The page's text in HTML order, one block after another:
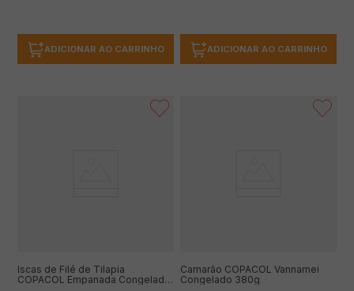
ADICIONAR AO CARRINHO ADICIONAR AO CARRINHO
Iscas de Filé de Tilapia
COPACOL Empanada Congelada
Camarão COPACOL Vannamei
Congelado 380g